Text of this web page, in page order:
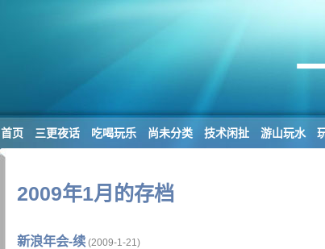
首页 三更夜话 吃喝玩乐 尚未分类 技术闲扯 游山玩水
2009年1月的存档
新浪年会-续 (2009-1-21)